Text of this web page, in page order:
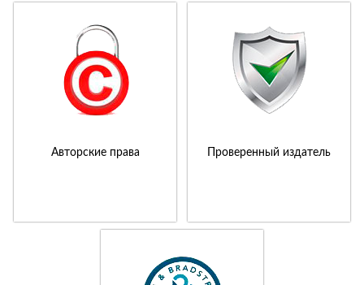
Авторские права Проверенный издатель